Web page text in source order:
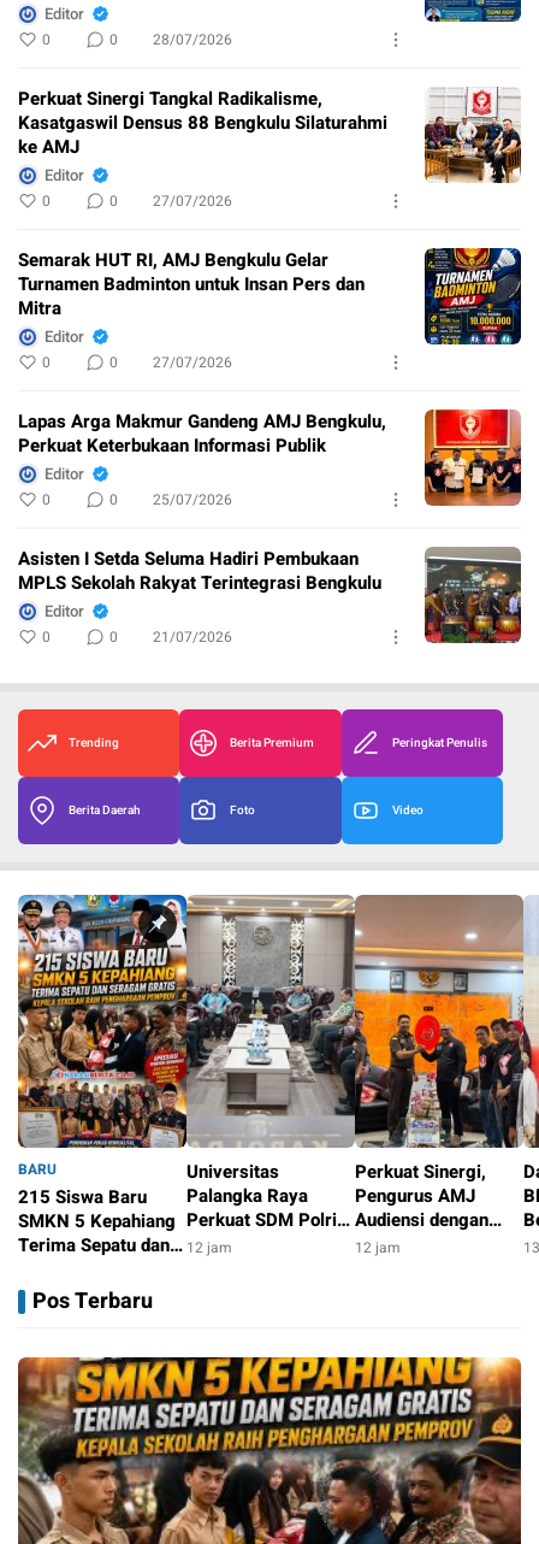
Editor
0 0 28/07/2026
Perkuat Sinergi Tangkal Radikalisme,
Kasatgaswil Densus 88 Bengkulu Silaturahmi
ke AMJ
Editor
0 0 27/07/2026
Semarak HUT RI, AMJ Bengkulu Gelar
Turnamen Badminton untuk Insan Pers dan
Mitra
Editor
0 0 27/07/2026
Lapas Arga Makmur Gandeng AMJ Bengkulu,
Perkuat Keterbukaan Informasi Publik
Editor
0 0 25/07/2026
Asisten I Setda Seluma Hadiri Pembukaan
MPLS Sekolah Rakyat Terintegrasi Bengkulu
Editor
0 0 21/07/2026
Trending Berita Premium Peringkat Penulis
Berita Daerah Foto Video
BARU
215 Siswa Baru
SMKN 5 Kepahiang
Terima Sepatu dan
Kepala Sekolah Raih
Penghargaan
Universitas
Palangka Raya
Perkuat SDM Polri
Lewat Pusat Studi
12 jam
Perkuat Sinergi,
Pengurus AMJ
Audiensi dengan
Kajati Bengkulu
12 jam
Pos Terbaru